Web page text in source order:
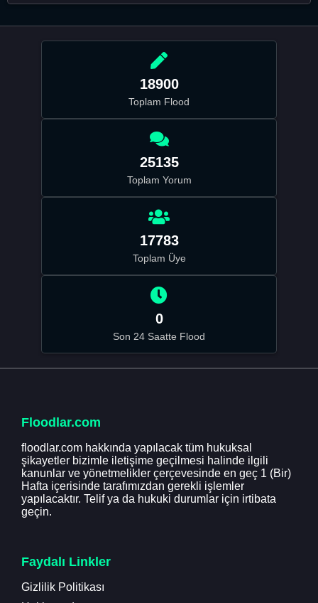
18900
Toplam Flood
25135
Toplam Yorum
17783
Toplam Üye
0
Son 24 Saatte Flood
Floodlar.com
floodlar.com hakkında yapılacak tüm hukuksal
şikayetler bizimle iletişime geçilmesi halinde ilgili
kanunlar ve yönetmelikler çerçevesinde en geç 1 (Bir)
Hafta içerisinde tarafımızdan gerekli işlemler
yapılacaktır. Telif ya da hukuki durumlar için irtibata
geçin.
Faydalı Linkler
Gizlilik Politikası